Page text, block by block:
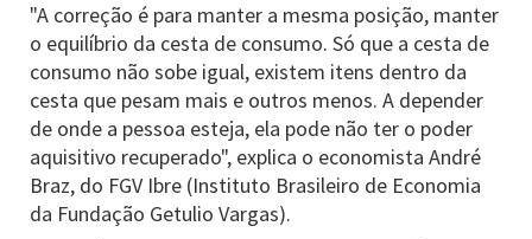
"A correção é para manter a mesma posição, manter
o equilíbrio da cesta de consumo. Só que a cesta de
consumo não sobe igual, existem itens dentro da
cesta que pesam mais e outros menos. A depender
de onde a pessoa esteja, ela pode não ter o poder
aquisitivo recuperado", explica o economista André
Braz, do FGV Ibre (Instituto Brasileiro de Economia
da Fundação Getulio Vargas).